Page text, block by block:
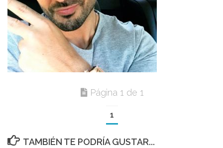
Página 1 de 1
1
TAMBIÉN TE PODRÍA GUSTAR...